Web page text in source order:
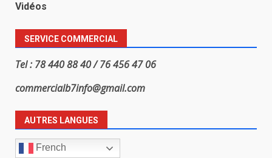
Vidéos
SERVICE COMMERCIAL
Tel : 78 440 88 40 / 76 456 47 06
commercialb7info@gmail.com
AUTRES LANGUES
French